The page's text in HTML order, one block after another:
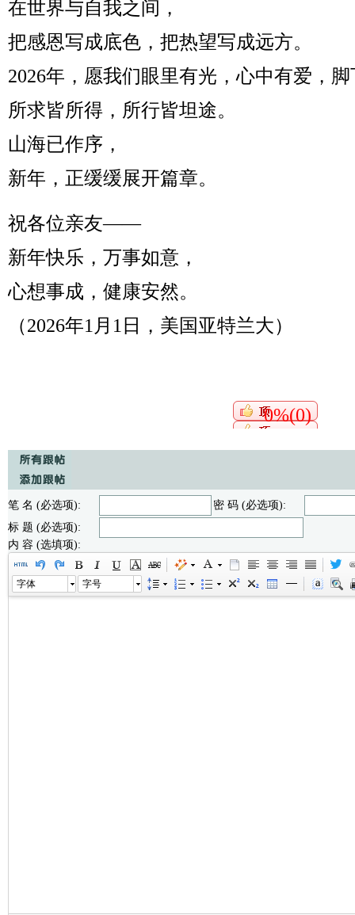
在世界与自我之间，
把感恩写成底色，把热望写成远方。
2026年，愿我们眼里有光，心中有爱，
所求皆所得，所行皆坦途。
山海已作序，
新年，正缓缓展开篇章。
祝各位亲友——
新年快乐，万事如意，
心想事成，健康安然。
（2026年1月1日，美国亚特兰大）
0%(0)
笔 名 (必选项):
密 码 (必选项):
标 题 (必选项):
内 容 (选填项):
字体 字号